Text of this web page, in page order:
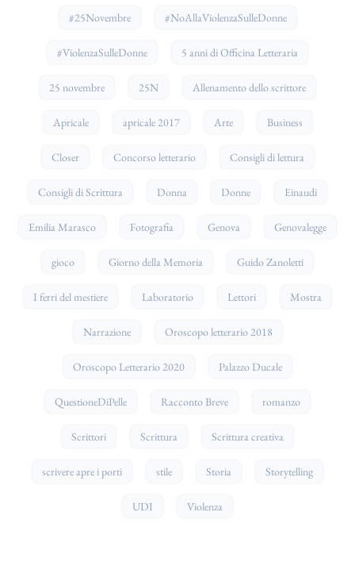
#25Novembre #NoAllaViolenzaSulleDonne
#ViolenzaSulleDonne 5 anni di Officina Letteraria
25 novembre 25N Allenamento dello scrittore
Apricale apricale 2017 Arte Business
Closer Concorso letterario Consigli di lettura
Consigli di Scrittura Donna Donne Einaudi
Emilia Marasco Fotografia Genova Genovalegge
gioco Giorno della Memoria Guido Zanoletti
I ferri del mestiere Laboratorio Lettori Mostra
Narrazione Oroscopo letterario 2018
Oroscopo Letterario 2020 Palazzo Ducale
QuestioneDiPelle Racconto Breve romanzo
Scrittori Scrittura Scrittura creativa
scrivere apre i porti stile Storia Storytelling
UDI Violenza